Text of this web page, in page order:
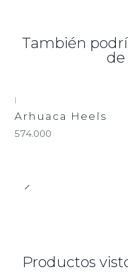
También
de
|
Arhuaca Heels
574.000
Productos